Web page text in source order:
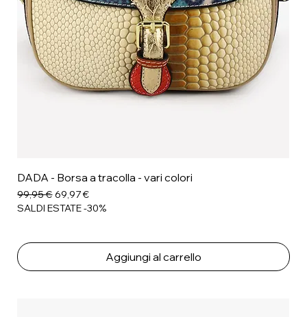
DADA - Borsa a tracolla - vari colori
Prezzo regolare
99,95 €Prezzo scontato
69,97 €
SALDI ESTATE -30%
Aggiungi al carrello